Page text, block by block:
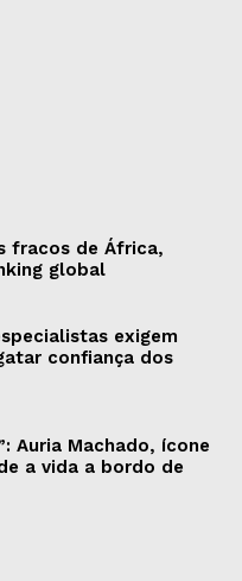
fracos de África,
global
exigem
confiança dos
Auria Machado, ícone
a vida a bordo de